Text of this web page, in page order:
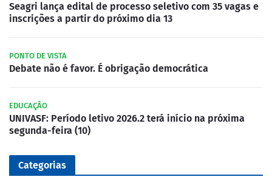
Seagri lança edital de processo seletivo com 35 vagas e
inscrições a partir do próximo dia 13
PONTO DE VISTA
Debate não é favor. É obrigação democrática
EDUCAÇÃO
UNIVASF: Período letivo 2026.2 terá início na próxima
segunda-feira (10)
Categorias